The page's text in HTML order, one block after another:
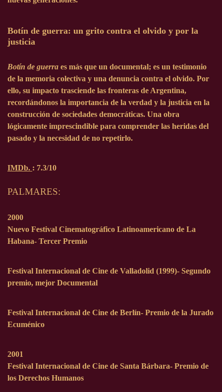
Botín de guerra: un grito contra el olvido y por la
justicia
Botín de guerra es más que un documental; es un testimonio
de la memoria colectiva y una denuncia contra el olvido. Por
ello, su impacto trasciende las fronteras de Argentina,
recordándonos la importancia de la verdad y la justicia en la
construcción de sociedades democráticas. Una obra
lógicamente imprescindible para comprender las heridas del
pasado y la necesidad de no repetirlo.
IMDb. : 7.3/10
PALMARES:
2000
Nuevo Festival Cinematográfico Latinoamericano de La
Habana- Tercer Premio
Festival Internacional de Cine de Valladolid (1999)- Segundo
premio, mejor Documental
Festival Internacional de Cine de Berlín- Premio de la Jurado
Ecuménico
2001
Festival Internacional de Cine de Santa Bárbara- Premio de
los Derechos Humanos